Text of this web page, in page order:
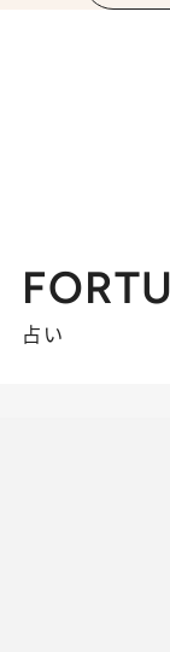
占い